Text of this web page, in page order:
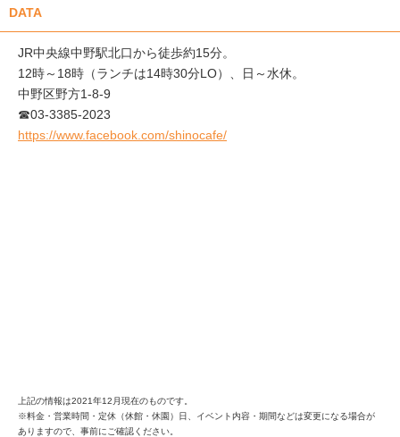
DATA
JR中央線中野駅北口から徒歩約15分。
12時～18時（ランチは14時30分LO）、日～水休。
中野区野方1-8-9
☎︎03-3385-2023
https://www.facebook.com/shinocafe/
上記の情報は2021年12月現在のものです。
※料金・営業時間・定休（休館・休園）日、イベント内容・期間などは変更になる場合が
ありますので、事前にご確認ください。